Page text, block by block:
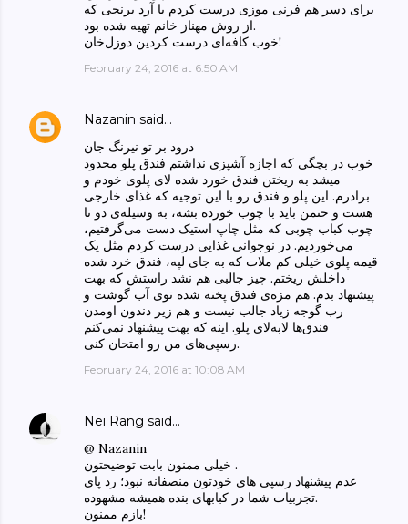
برای دسر هم فرنی موزی درست کردم با آرد برنجی که
از روش مهناز خانم تهیه شده بود.
خوب کافه‌ای درست کردین دوزل‌خان!
February 24, 2016 at 6:50 AM
Nazanin said…
درود بر تو نیرنگ جان
خوب در بچگی که اجازه آشپزی نداشتم فندق پلو محدود
میشد به ریختن فندق خورد شده لای پلوی خودم و
برادرم. این پلو و فندق رو با این توجیه که غذای خارجی
هست و حتمن باید با چوب خورده بشه، به وسیله‌ی دو تا
چوب کباب چوبی که مثل چاپ استیک دست می‌گرفتیم،
می‌خوردیم. در نوجوانی غذایی درست کردم مثل یک
قیمه پلوی خیلی کم ملات که به جای لپه، فندق خرد شده
داخلش ریختم. چیز جالبی هم نشد راستش که بهت
پیشنهاد بدم. هم مزه‌ی فندق پخته شده توی آب گوشت و
رب گوجه زیاد جالب نیست و هم زیر دندون اومدن
فندق‌ها لا‌به‌لای پلو. اینه که بهت پیشنهاد نمی‌کنم
رسپی‌های من رو امتحان کنی.
February 24, 2016 at 10:08 AM
Nei Rang said…
@ Nazanin
خیلی ممنون بابت توضیحتون .
عدم پیشنهاد رسپی های خودتون منصفانه نبود؛ رد پای
تجربیات شما در کبابهای بنده همیشه مشهوده.
بازم ممنون!